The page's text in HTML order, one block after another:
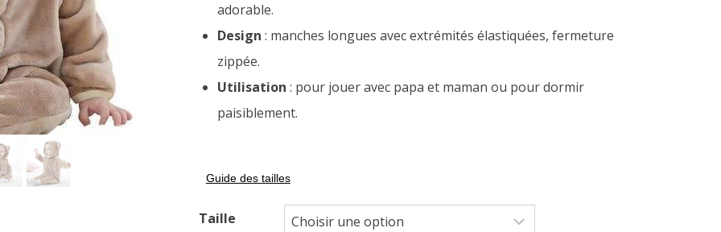
adorable.
Design : manches longues avec extrémités élastiquées, fermeture
zippée.
Utilisation : pour jouer avec papa et maman ou pour dormir
paisiblement.
Guide des tailles
Taille